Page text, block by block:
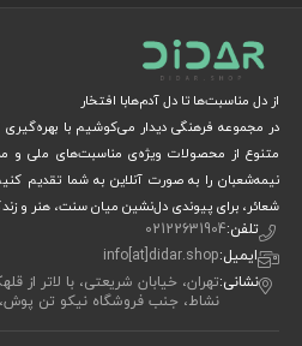
از دل مناسبت‌ها تا دل آدم‌هابا افتخار
در مجموعه فرهنگی دیدار می‌کوشیم با
متنوع از محصولات ویژه‌ی مناسبت‌های ملی و
نیمه‌شعبان را به صورت آنلاین به شما تقدیم
شعائر، برای پیوندی دل‌نشین میان سنت، هنر و
تلفن:02122631904
ایمیل:info[at]didar.shop
نشانی:تهران، خیابان شریعتی، با لاتر از
نشاط، جنب فروشگاه نیکو تن پوش، پلاک